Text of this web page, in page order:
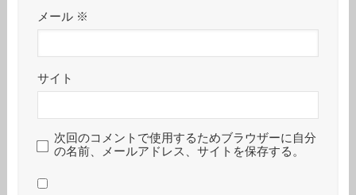
メール ※
サイト
次回のコメントで使用するためブラウザーに自分
の名前、メールアドレス、サイトを保存する。